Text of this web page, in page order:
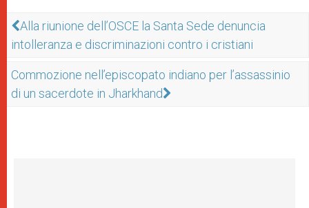
Alla riunione dell’OSCE la Santa Sede denuncia
intolleranza e discriminazioni contro i cristiani
Commozione nell’episcopato indiano per l’assassinio
di un sacerdote in Jharkhand